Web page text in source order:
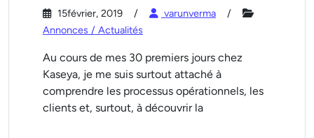
15février, 2019
varunverma
Annonces / Actualités
Au cours de mes 30 premiers jours chez
Kaseya, je me suis surtout attaché à
comprendre les processus opérationnels, les
clients et, surtout, à découvrir la